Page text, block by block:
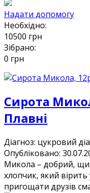
Надати допомогу
Необхідно:
10500 грн
Зібрано:
0 грн
Сирота
Плавні
Діагноз: цукровий
Опубліковано:
Микола – добрий,
хлопчик, який
пригощати друзів